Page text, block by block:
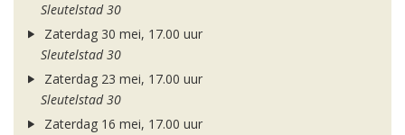
Sleutelstad 30
Zaterdag 30 mei, 17.00 uur
Sleutelstad 30
Zaterdag 23 mei, 17.00 uur
Sleutelstad 30
Zaterdag 16 mei, 17.00 uur